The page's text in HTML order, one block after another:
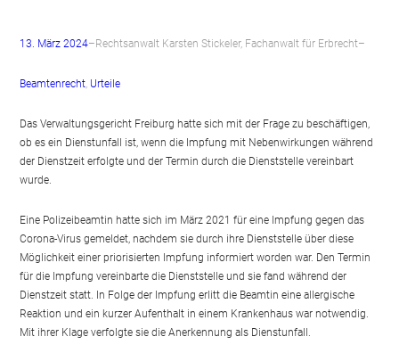
13. März 2024– Rechtsanwalt Karsten Stickeler, Fachanwalt für Erbrecht–
Beamtenrecht, Urteile
Das Verwaltungsgericht Freiburg hatte sich mit der Frage zu beschäftigen,
ob es ein Dienstunfall ist, wenn die Impfung mit Nebenwirkungen während
der Dienstzeit erfolgte und der Termin durch die Dienststelle vereinbart
wurde.
Eine Polizeibeamtin hatte sich im März 2021 für eine Impfung gegen das
Corona-Virus gemeldet, nachdem sie durch ihre Dienststelle über diese
Möglichkeit einer priorisierten Impfung informiert worden war. Den Termin
für die Impfung vereinbarte die Dienststelle und sie fand während der
Dienstzeit statt. In Folge der Impfung erlitt die Beamtin eine allergische
Reaktion und ein kurzer Aufenthalt in einem Krankenhaus war notwendig.
Mit ihrer Klage verfolgte sie die Anerkennung als Dienstunfall.